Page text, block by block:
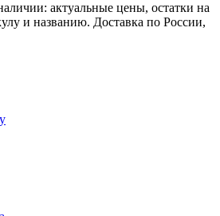
актуальные цены, остатки на
и названию. Доставка по России,